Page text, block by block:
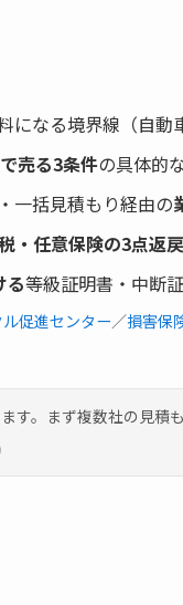
になる境界線（自動
売る3条件の具体的
一括見積もり経由の
・任意保険の3点返
る等級証明書・中断
促進センター／損害保
す。まず複数社の見積